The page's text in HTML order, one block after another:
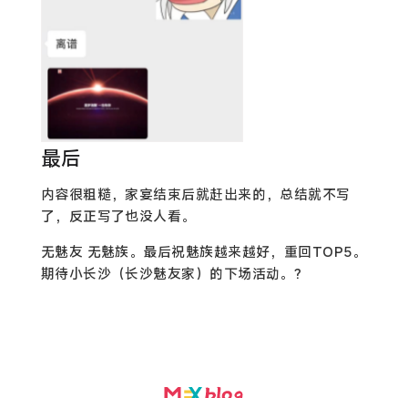
最后
内容很粗糙，家宴结束后就赶出来的，总结就不写
了，反正写了也没人看。
无魅友 无魅族。最后祝魅族越来越好，重回TOP5。
期待小长沙（长沙魅友家）的下场活动。?